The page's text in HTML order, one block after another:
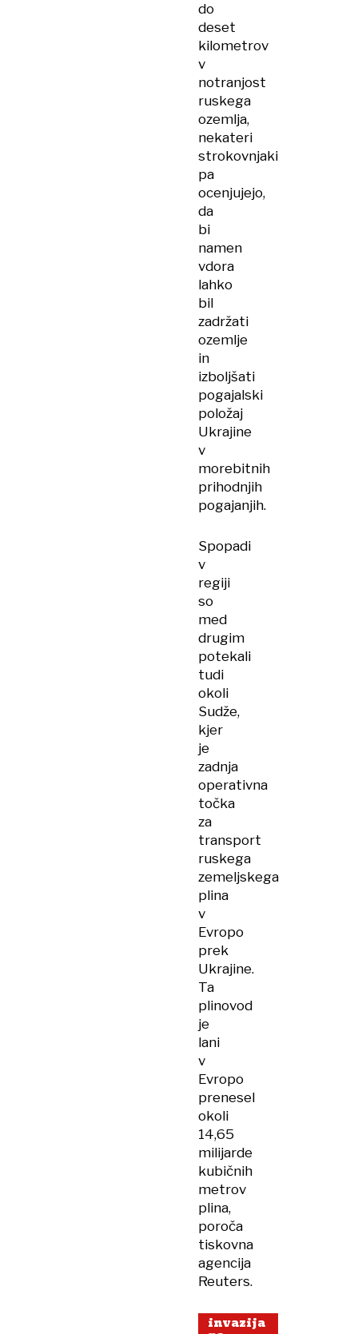
do
deset
kilometrov
v
notranjost
ruskega
ozemlja,
nekateri
strokovnjaki
pa
ocenjujejo,
da
bi
namen
vdora
lahko
bil
zadržati
ozemlje
in
izboljšati
pogajalski
položaj
Ukrajine
v
morebitnih
prihodnjih
pogajanjih.
Spopadi
v
regiji
so
med
drugim
potekali
tudi
okoli
Sudže,
kjer
je
zadnja
operativna
točka
za
transport
ruskega
zemeljskega
plina
v
Evropo
prek
Ukrajine.
Ta
plinovod
je
lani
v
Evropo
prenesel
okoli
14,65
milijarde
kubičnih
metrov
plina,
poroča
tiskovna
agencija
Reuters.
invazija